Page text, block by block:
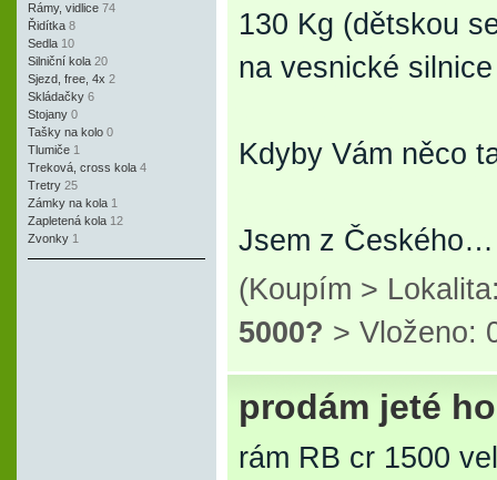
Rámy, vidlice 74
Řidítka 8
Sedla 10
Silniční kola 20
Sjezd, free, 4x 2
Skládačky 6
Stojany 0
Tašky na kolo 0
Tlumiče 1
Treková, cross kola 4
Tretry 25
Zámky na kola 1
Zapletená kola 12
Zvonky 1
130 Kg (dětskou
na vesnické
Kdyby Vám něco
Jsem z Českého…
(Koupím >
5000? > Vloženo:
prodám jeté
rám RB cr 1500